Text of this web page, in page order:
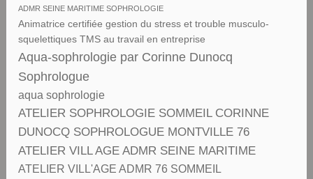
ADMR SEINE MARITIME SOPHROLOGIE
Animatrice certifiée gestion du stress et trouble musculo-
squelettiques TMS au travail en entreprise
Aqua-sophrologie par Corinne Dunocq
Sophrologue
aqua sophrologie
ATELIER SOPHROLOGIE SOMMEIL CORINNE
DUNOCQ SOPHROLOGUE MONTVILLE 76
ATELIER VILL AGE ADMR SEINE MARITIME
ATELIER VILL'AGE ADMR 76 SOMMEIL